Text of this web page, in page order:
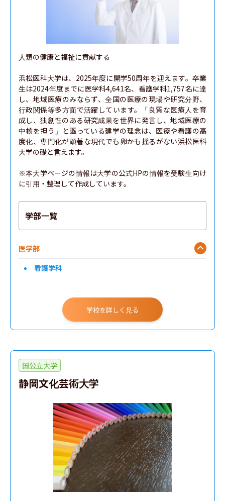
人類の健康と福祉に貢献する
浜松医科大学は、2025年度に開学50周年を迎えます。卒業
生は2024年度までに医学科4,641名、看護学科1,757名に達
し、地域医療のみならず、全国の医療の現場や研究分野、
行政関係等多方面で活躍しています。「良質な医療人を育
成し、独創性のある研究成果を世界に発言し、地域医療の
中核を担う」と謳っている建学の理念は、医療や看護の高
度化、専門化が顕著な現代でも卵かも揺るがない浜松医科
大学の礎と言えます。
※本大学ページの情報は大学の公式HPの情報を受験生向け
に引用・整理して作成しています。
学部一覧
医学部
看護学科
学校を詳しく見る
国公立大学
静岡文化芸術大学